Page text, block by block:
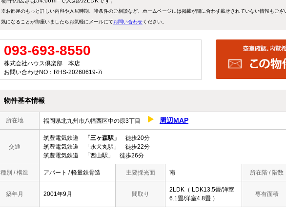
※お部屋のもっと詳しい内容や入居時期、諸条件のご相談など、ホームページには掲載が間に合わず載せきれていない情報もござ
気になることが御座いましたらお気軽にメールにてお問い合わせください。
093-693-8550
株式会社ハウス倶楽部 本店
お問い合わせNO：RHS-20260619-7i
物件基本情報
所在地 福岡県北九州市八幡西区中の原3丁目 周辺MAP
交通
筑豊電気鉄道 「三ヶ森駅」
徒歩20分
筑豊電気鉄道 「永犬丸駅」 徒歩22分
筑豊電気鉄道 「西山駅」 徒歩26分
種別 / 構造 アパート / 軽量鉄骨造 主要採光面 南 所在階 / 階数
築年月 2001年9月 間取り
2LDK（ LDK13.5畳/洋室
6.1畳/洋室4.8畳 ）
専有面積